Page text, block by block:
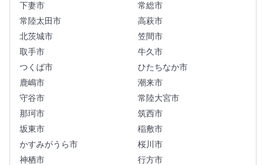
下妻市
常総市
常陸太田市
高萩市
北茨城市
笠間市
取手市
牛久市
つくば市
ひたちなか市
鹿嶋市
潮来市
守谷市
常陸大宮市
那珂市
筑西市
坂東市
稲敷市
かすみがうら市
桜川市
神栖市
行方市